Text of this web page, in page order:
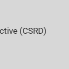
(CSRD)